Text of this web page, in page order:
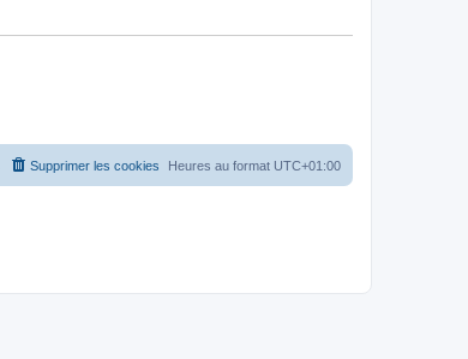
Heures au format UTC+01:00
Supprimer les cookies